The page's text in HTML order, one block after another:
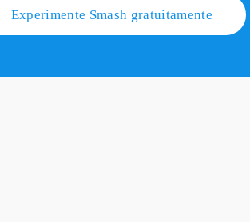
Experimente Smash gratuitamente